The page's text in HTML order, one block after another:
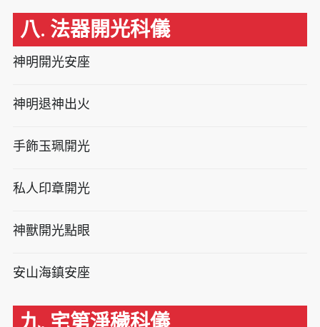
八. 法器開光科儀
神明開光安座
神明退神出火
手飾玉珮開光
私人印章開光
神獸開光點眼
安山海鎮安座